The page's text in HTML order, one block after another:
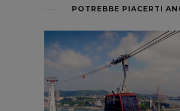
POTREBBE PIACERTI